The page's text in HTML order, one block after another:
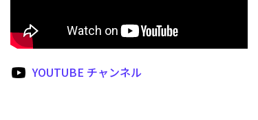
YOUTUBE チャンネル